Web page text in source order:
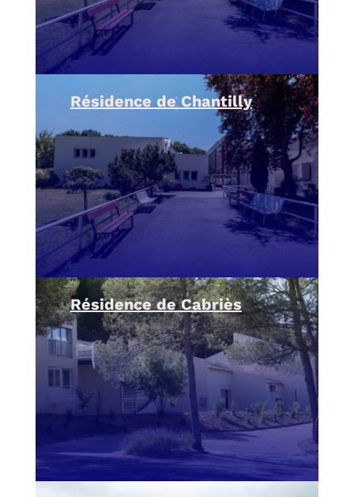
Résidence de Chantilly
Résidence de Cabriès